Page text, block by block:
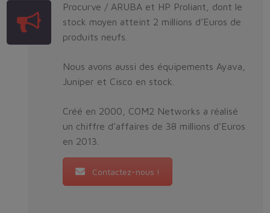
Procurve / ARUBA et HP Proliant, dont le
stock moyen atteint 2 millions d’Euros de
produits neufs.
Nous avons aussi des équipements Ayava,
Juniper et Cisco en stock.
Créé en 2000, COM2 Networks a réalisé
un chiffre d’affaires de 38 millions d’Euros
en 2013.
Contactez-nous !